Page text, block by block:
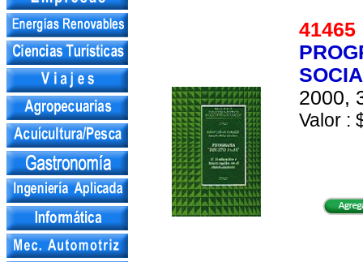
2000,
Valor :